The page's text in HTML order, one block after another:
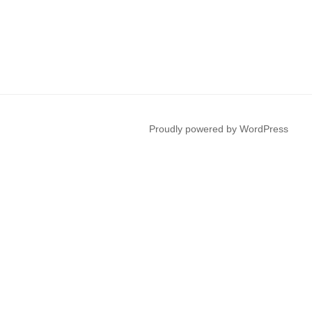
Proudly powered by WordPress